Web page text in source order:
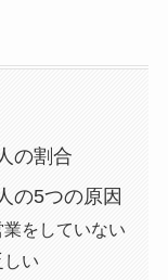
の割合
の5つの原因
をしていない
しい